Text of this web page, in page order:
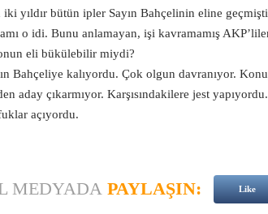
iki yıldır bütün ipler Sayın Bahçelinin eline
o idi. Bunu anlamayan, işi kavramamış
eli bükülebilir miydi?
Bahçeliye kalıyordu. Çok olgun davranıyor.
aday çıkarmıyor. Karşısındakilere jest
açıyordu.
MEDYADA PAYLAŞIN: Like